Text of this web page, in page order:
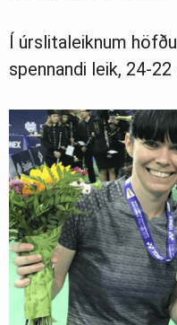
Í úrslitaleiknum
spennandi leik, 24-